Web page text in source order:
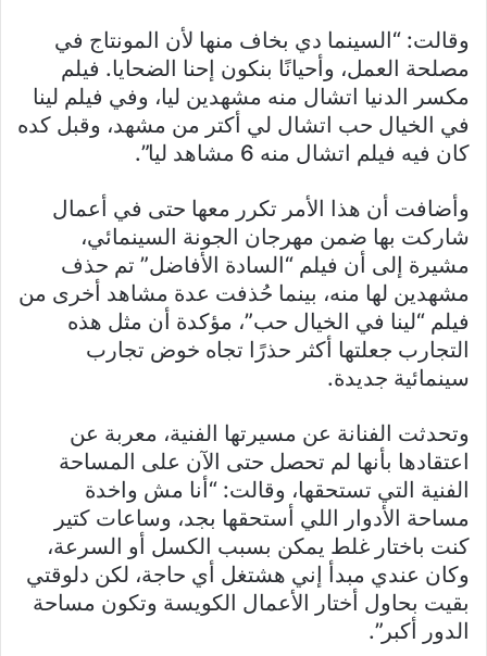
وقالت: “السينما دي بخاف منها لأن المونتاج في
مصلحة العمل، وأحيانًا بنكون إحنا الضحايا. فيلم
مكسر الدنيا اتشال منه مشهدين ليا، وفي فيلم لينا
في الخيال حب اتشال لي أكتر من مشهد، وقبل كده
كان فيه فيلم اتشال منه 6 مشاهد ليا”.
وأضافت أن هذا الأمر تكرر معها حتى في أعمال
شاركت بها ضمن مهرجان الجونة السينمائي،
مشيرة إلى أن فيلم “السادة الأفاضل” تم حذف
مشهدين لها منه، بينما حُذفت عدة مشاهد أخرى من
فيلم “لينا في الخيال حب”، مؤكدة أن مثل هذه
التجارب جعلتها أكثر حذرًا تجاه خوض تجارب
سينمائية جديدة.
وتحدثت الفنانة عن مسيرتها الفنية، معربة عن
اعتقادها بأنها لم تحصل حتى الآن على المساحة
الفنية التي تستحقها، وقالت: “أنا مش واخدة
مساحة الأدوار اللي أستحقها بجد، وساعات كتير
كنت باختار غلط يمكن بسبب الكسل أو السرعة،
وكان عندي مبدأ إني هشتغل أي حاجة، لكن دلوقتي
بقيت بحاول أختار الأعمال الكويسة وتكون مساحة
الدور أكبر”.